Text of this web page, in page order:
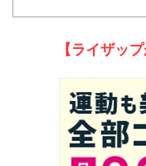
【ライザッ